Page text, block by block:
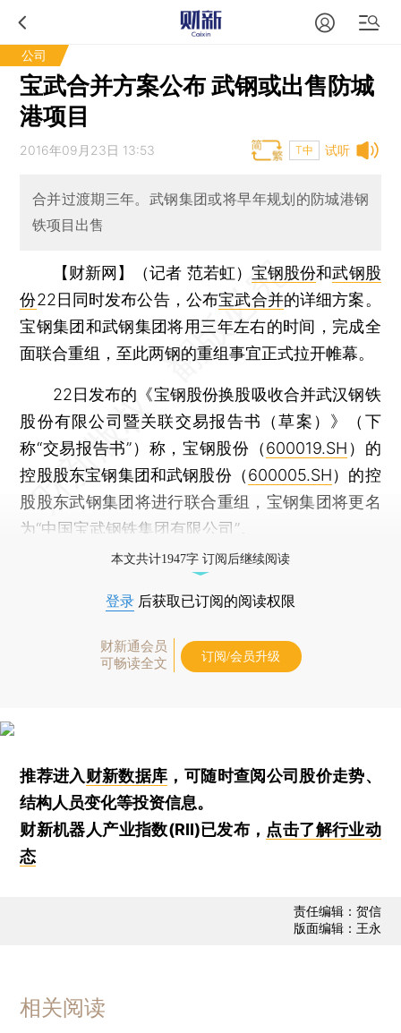
公司
宝武合并方案公布 武钢或出售防城
港项目
试听
2016年09月23日 13:53 T中
合并过渡期三年。武钢集团或将早年规划的防城港钢
铁项目出售
【财新网】（记者 范若虹） 宝钢股份和武钢股
份22日同时发布公告，公布宝武合并的详细方案。
宝钢集团和武钢集团将用三年左右的时间，完成全
面联合重组，至此两钢的重组事宜正式拉开帷幕。
22日发布的《宝钢股份换股吸收合并武汉钢铁
股份有限公司暨关联交易报告书（草案）》（下
称“交易报告书”）称，宝钢股份（600019.SH ）的
控股股东宝钢集团和武钢股份（600005.SH）的控
股股东武钢集团将进行联合重组，宝钢集团将更名
为“中国宝武钢铁集团有限公司”。
本文共计1947字 订阅后继续阅读
登录 后获取已订阅的阅读权限
财新通会员
可畅读全文
订阅/会员升级
推荐进入财新数据库 ，可随时查阅公司股价走势、
结构人员变化等投资信息。
财新机器人产业指数(RII)已发布， 点击了解行业动
态
责任编辑：贺信
版面编辑：王永
相关阅读